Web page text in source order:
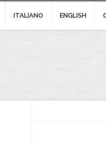
ITALIANO ENGLISH